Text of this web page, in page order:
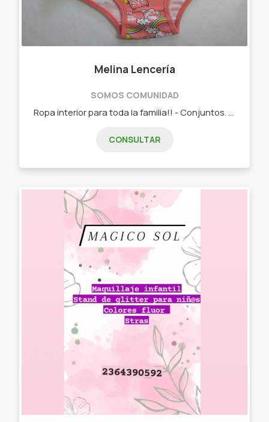
Melina Lencería
SOMOS COMUNIDAD
CONSULTAR